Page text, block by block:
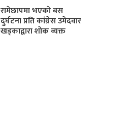
रामेछापमा भएकाे बस
दुर्घटना प्रति कांग्रेस उमेदवार
खड्काद्वारा शाेक व्यक्त